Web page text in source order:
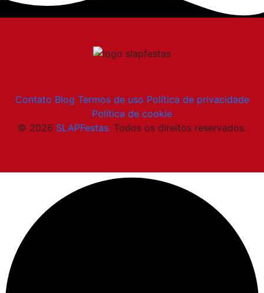
Contato Blog Termos de uso Política de privacidade
Política de cookie
© 2026 SLAPFestas. Todos os direitos reservados.